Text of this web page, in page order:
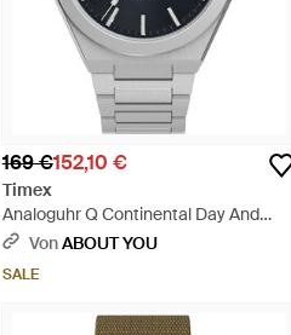
169 €152,10 €
Timex
Analoguhr Q Continental Day And
Date - Grau
VonABOUT YOU
SALE